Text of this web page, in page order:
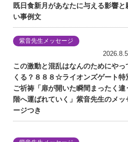
既日食新月があなたに与える影響と
い事例文
紫音先生メッセージ
この激動と混乱はなんのためにやっ
くる？８８８☆ライオンズゲート特
ご祈祷「扉が開いた瞬間まったく違
階へ運ばれていく」紫音先生のメッ
ージつき